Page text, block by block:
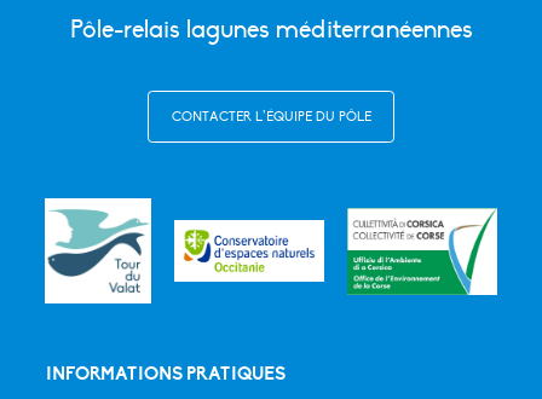
Pôle-relais lagunes méditerranéennes
CONTACTER L’ÉQUIPE DU PÔLE
INFORMATIONS PRATIQUES